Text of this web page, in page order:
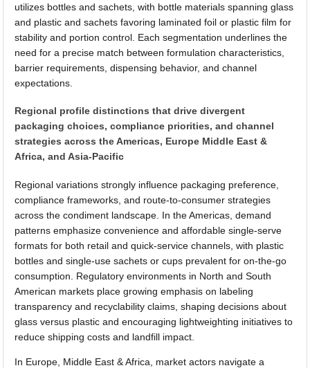
utilizes bottles and sachets, with bottle materials spanning glass
and plastic and sachets favoring laminated foil or plastic film for
stability and portion control. Each segmentation underlines the
need for a precise match between formulation characteristics,
barrier requirements, dispensing behavior, and channel
expectations.
Regional profile distinctions that drive divergent
packaging choices, compliance priorities, and channel
strategies across the Americas, Europe Middle East &
Africa, and Asia-Pacific
Regional variations strongly influence packaging preference,
compliance frameworks, and route-to-consumer strategies
across the condiment landscape. In the Americas, demand
patterns emphasize convenience and affordable single-serve
formats for both retail and quick-service channels, with plastic
bottles and single-use sachets or cups prevalent for on-the-go
consumption. Regulatory environments in North and South
American markets place growing emphasis on labeling
transparency and recyclability claims, shaping decisions about
glass versus plastic and encouraging lightweighting initiatives to
reduce shipping costs and landfill impact.
In Europe, Middle East & Africa, market actors navigate a